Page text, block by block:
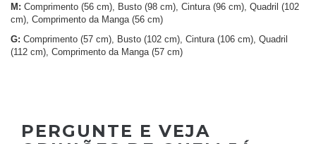
M: Comprimento (56 cm), Busto (98 cm), Cintura (96 cm), Quadril (102
cm), Comprimento da Manga (56 cm)
G: Comprimento (57 cm), Busto (102 cm), Cintura (106 cm), Quadril
(112 cm), Comprimento da Manga (57 cm)
PERGUNTE E VEJA